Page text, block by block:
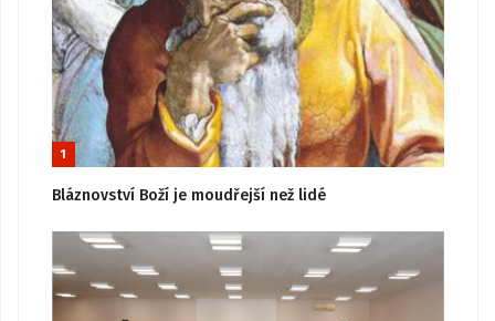
1
Bláznovství Boží je moudřejší než lidé